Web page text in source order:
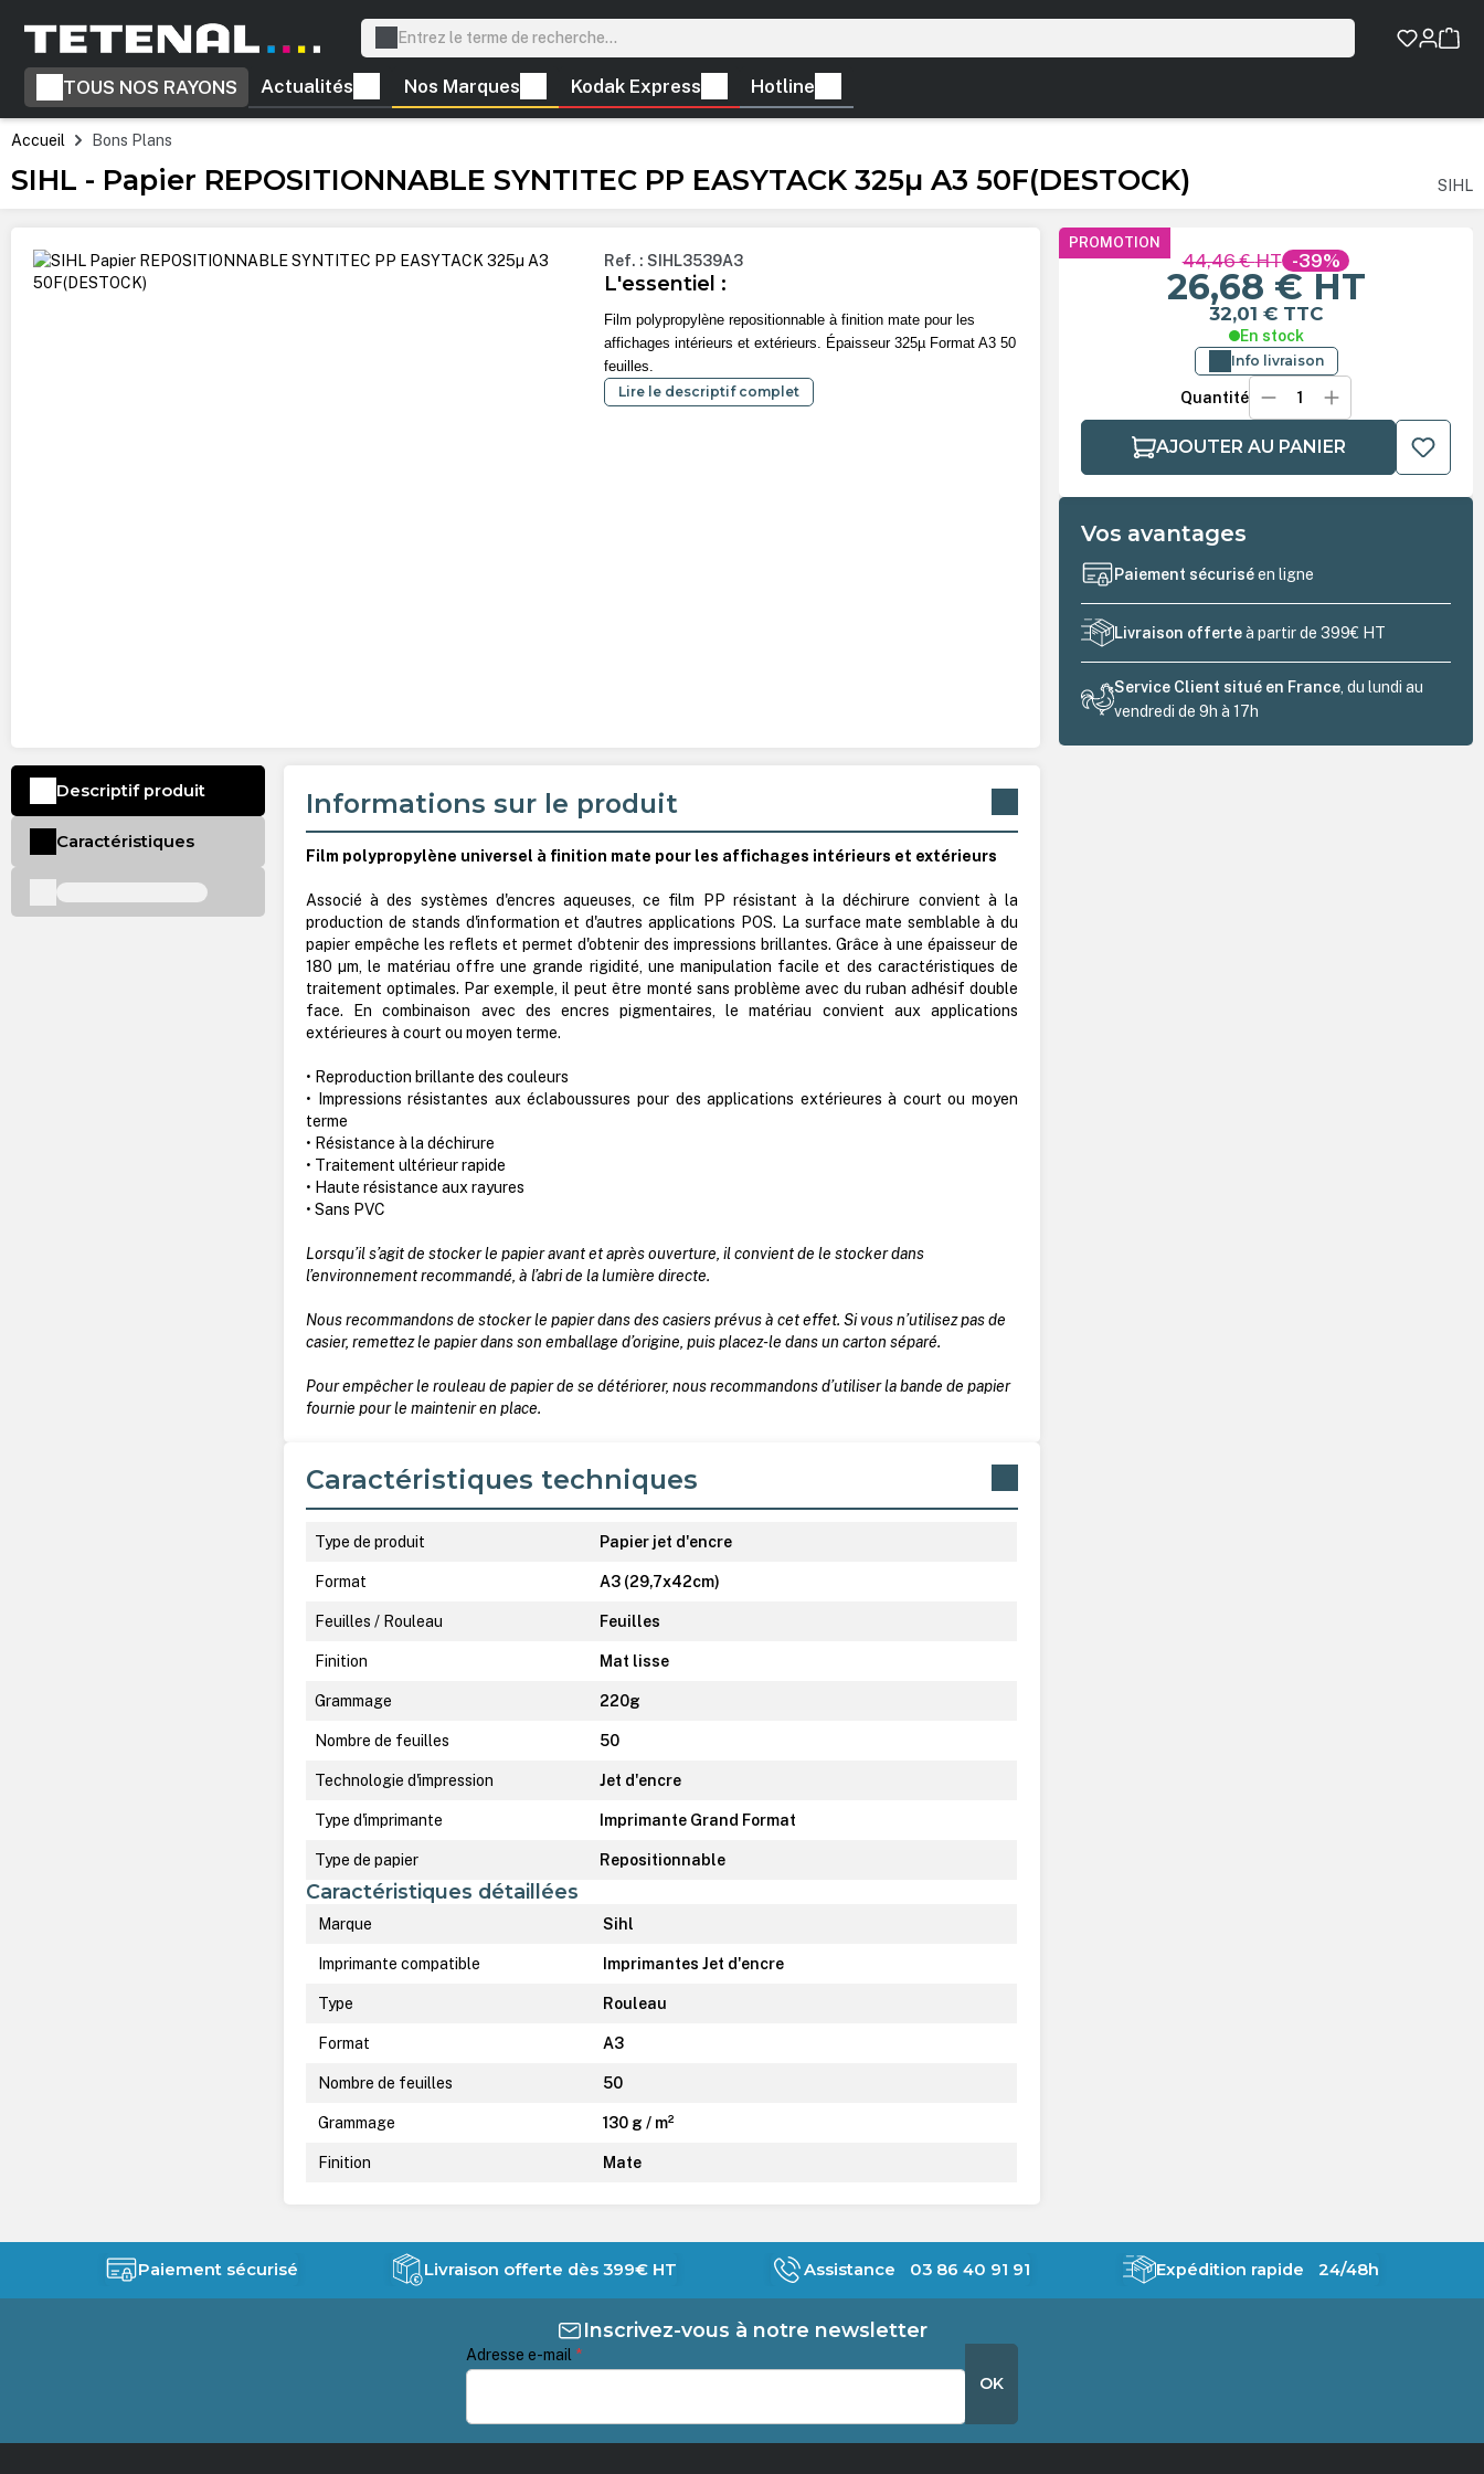
Passer à la navigation principale
TOUS NOS RAYONS Actualités Nos Marques Kodak Express Hotline
Accueil Bons Plans
SIHL - Papier REPOSITIONNABLE SYNTITEC PP EASYTACK 325µ A3 50F(DESTOCK) SIHL
Ignorer la galerie d'images Ref. : SIHL3539A3
L'essentiel :
Film polypropylène repositionnable à finition mate pour les
affichages intérieurs et extérieurs. Épaisseur 325µ Format A3 50
feuilles.
Lire le descriptif complet
PROMOTION
44,46 €HT -39%
26,68 € HT
32,01 € TTC
En stock
Info livraison
Quantité
AJOUTER AU PANIER
Vos avantages
Paiement sécuriséen ligne
Livraison offerteà partir de 399€ HT
Service Client situé en France , du lundi au
vendredi de 9h à 17h
Informations sur le produit
Film polypropylène universel à finition mate pour les affichages intérieurs et extérieurs
Associé à des systèmes d'encres aqueuses, ce film PP résistant à la déchirure convient à la
production de stands d'information et d'autres applications POS. La surface mate semblable à du
papier empêche les reflets et permet d'obtenir des impressions brillantes. Grâce à une épaisseur de
180 µm, le matériau offre une grande rigidité, une manipulation facile et des caractéristiques de
traitement optimales. Par exemple, il peut être monté sans problème avec du ruban adhésif double
face. En combinaison avec des encres pigmentaires, le matériau convient aux applications
extérieures à court ou moyen terme.
• Reproduction brillante des couleurs
• Impressions résistantes aux éclaboussures pour des applications extérieures à court ou moyen
terme
• Résistance à la déchirure
• Traitement ultérieur rapide
• Haute résistance aux rayures
• Sans PVC
Lorsqu’il s’agit de stocker le papier avant et après ouverture, il convient de le stocker dans
l’environnement recommandé, à l’abri de la lumière directe.
Nous recommandons de stocker le papier dans des casiers prévus à cet effet. Si vous n’utilisez pas de
casier, remettez le papier dans son emballage d’origine, puis placez-le dans un carton séparé.
Pour empêcher le rouleau de papier de se détériorer, nous recommandons d’utiliser la bande de papier
fournie pour le maintenir en place.
Caractéristiques techniques
Type de produit Papier jet d'encre
Format A3 (29,7x42cm)
Feuilles / Rouleau Feuilles
Finition Mat lisse
Grammage 220g
Nombre de feuilles 50
Technologie d'impression Jet d'encre
Type d'imprimante Imprimante Grand Format
Type de papier Repositionnable
Caractéristiques détaillées
Marque Sihl
Imprimante compatible Imprimantes Jet d'encre
Type Rouleau
Format A3
Nombre de feuilles 50
Grammage 130 g / m²
Finition Mate
Descriptif produit
Caractéristiques
Paiement sécurisé Livraison offerte dès 399€ HT Assistance 03 86 40 91 91 Expédition rapide 24/48h
Inscrivez-vous à notre newsletter
Adresse e-mail *
OK